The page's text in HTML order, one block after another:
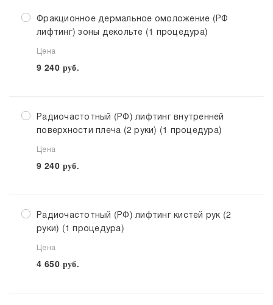
Фракционное дермальное омоложение (РФ
лифтинг) зоны декольте (1 процедура)
Цена
9 240 руб.
Радиочастотный (РФ) лифтинг внутренней
поверхности плеча (2 руки) (1 процедура)
Цена
9 240 руб.
Радиочастотный (РФ) лифтинг кистей рук (2
руки) (1 процедура)
Цена
4 650 руб.